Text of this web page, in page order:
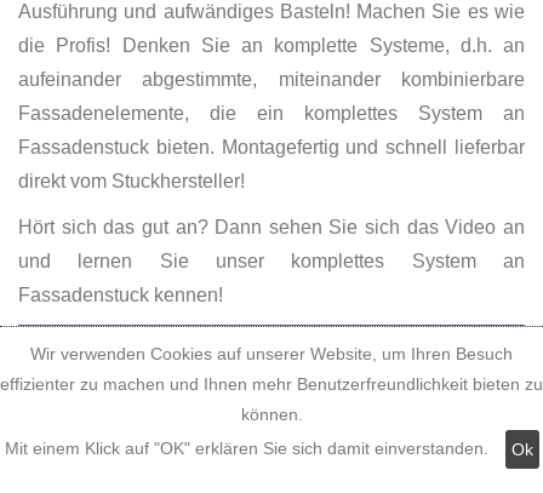
Ausführung und aufwändiges Basteln! Machen Sie es wie
die Profis! Denken Sie an komplette Systeme, d.h. an
aufeinander abgestimmte, miteinander kombinierbare
Fassadenelemente, die ein komplettes System an
Fassadenstuck bieten. Montagefertig und schnell lieferbar
direkt vom Stuckhersteller!
Hört sich das gut an? Dann sehen Sie sich das Video an
und lernen Sie unser komplettes System an
Fassadenstuck kennen!
Wir verwenden Cookies auf unserer Website, um Ihren Besuch
effizienter zu machen und Ihnen mehr Benutzerfreundlichkeit bieten zu
können.
Mit einem Klick auf "OK" erklären Sie sich damit einverstanden.
Ok